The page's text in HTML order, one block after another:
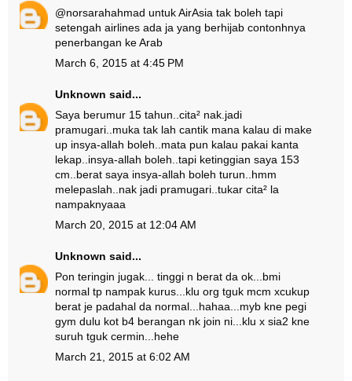
@norsarahahmad untuk AirAsia tak boleh tapi
setengah airlines ada ja yang berhijab contonhnya
penerbangan ke Arab
March 6, 2015 at 4:45 PM
Unknown said...
Saya berumur 15 tahun..cita² nak.jadi
pramugari..muka tak lah cantik mana kalau di make
up insya-allah boleh..mata pun kalau pakai kanta
lekap..insya-allah boleh..tapi ketinggian saya 153
cm..berat saya insya-allah boleh turun..hmm
melepaslah..nak jadi pramugari..tukar cita² la
nampaknyaaa
March 20, 2015 at 12:04 AM
Unknown said...
Pon teringin jugak... tinggi n berat da ok...bmi
normal tp nampak kurus...klu org tguk mcm xcukup
berat je padahal da normal...hahaa...myb kne pegi
gym dulu kot b4 berangan nk join ni...klu x sia2 kne
suruh tguk cermin...hehe
March 21, 2015 at 6:02 AM